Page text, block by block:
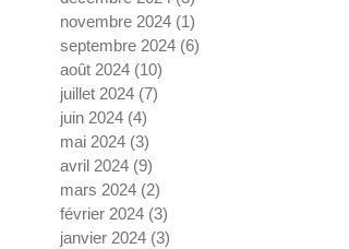
novembre 2024 (1)
septembre 2024 (6)
août 2024 (10)
juillet 2024 (7)
juin 2024 (4)
mai 2024 (3)
avril 2024 (9)
mars 2024 (2)
février 2024 (3)
janvier 2024 (3)